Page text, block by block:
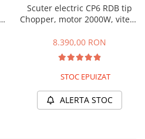
Scuter electric CP6 RDB tip
Chopper, motor 2000W, viteza
2 locuri, Acumulator Litiu
detasabil, Autonomie max
50km, baterie 60V 20Ah
8.390,00 RON
STOC EPUIZAT
ALERTA STOC